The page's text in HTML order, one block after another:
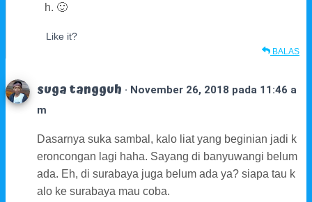
h. 🙂
Like it?
BALAS
suga tangguh · November 26, 2018 pada 11:46 a
m
Dasarnya suka sambal, kalo liat yang beginian jadi k
eroncongan lagi haha. Sayang di banyuwangi belum
ada. Eh, di surabaya juga belum ada ya? siapa tau k
alo ke surabaya mau coba.